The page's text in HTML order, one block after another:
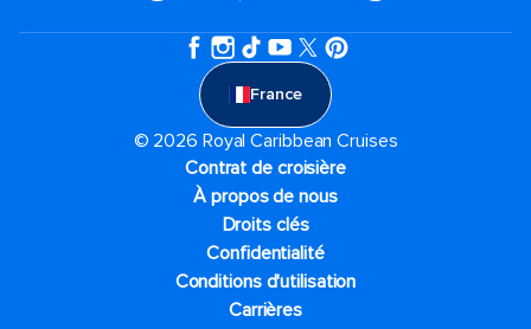
France
© 2026 Royal Caribbean Cruises
Contrat de croisière
À propos de nous
Droits clés
Confidentialité
Conditions d'utilisation
Carrières